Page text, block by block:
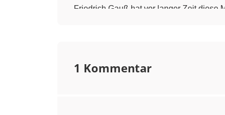
Friedrich Gauß hat vor langer Zeit diese
Gauß’schen Glockenkurve blenden wir
1 Kommentar